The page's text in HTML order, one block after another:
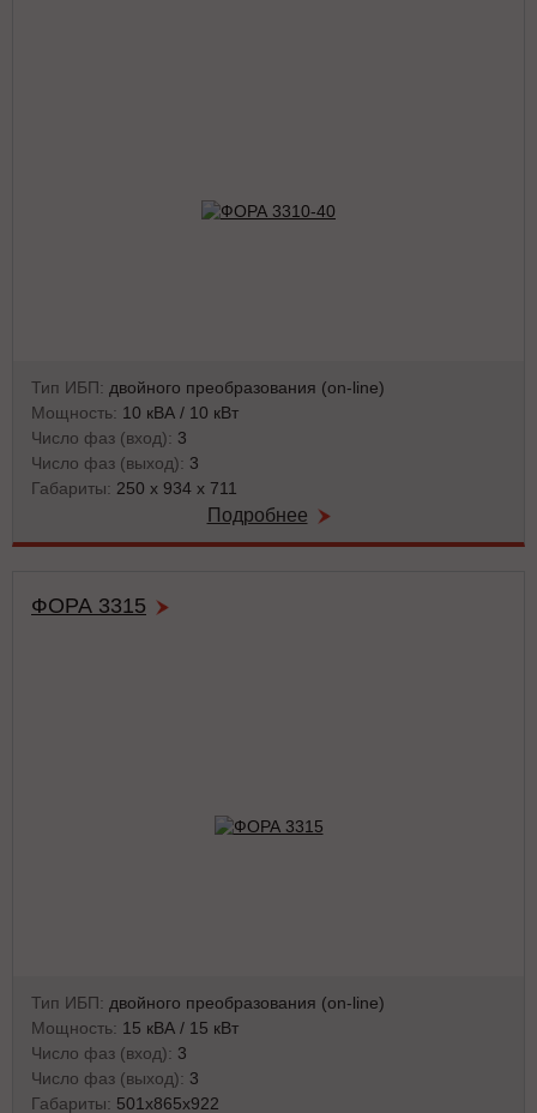
Тип ИБП: двойного преобразования (on-line)
Мощность: 10 кВА / 10 кВт
Число фаз (вход): 3
Число фаз (выход): 3
Габариты: 250 х 934 х 711
Подробнее
ФОРА 3315
Тип ИБП: двойного преобразования (on-line)
Мощность: 15 кВА / 15 кВт
Число фаз (вход): 3
Число фаз (выход): 3
Габариты: 501x865x922